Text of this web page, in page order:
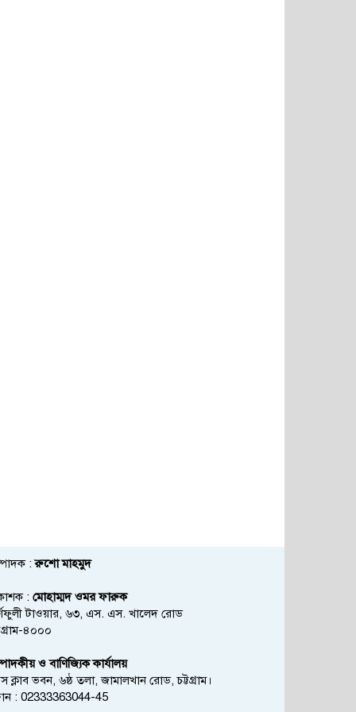
:রুশো মাহমুদ
: মোহাম্মদ ওমর ফারুক
টাওয়ার, ৬৩, এস. এস. খালেদ রোড
৪০০০
ও বাণিজ্যিক কার্যালয়
ক্লাব ভবন, ৬ষ্ঠ তলা, জামালখান রোড, চট্টগ্রাম।
: 02333363044-45